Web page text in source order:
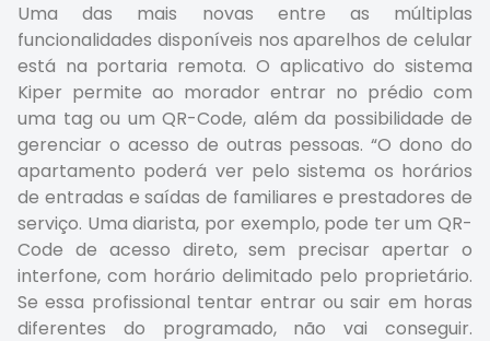
Uma das mais novas entre as múltiplas
funcionalidades disponíveis nos aparelhos de celular
está na portaria remota. O aplicativo do sistema
Kiper permite ao morador entrar no prédio com
uma tag ou um QR-Code, além da possibilidade de
gerenciar o acesso de outras pessoas. “O dono do
apartamento poderá ver pelo sistema os horários
de entradas e saídas de familiares e prestadores de
serviço. Uma diarista, por exemplo, pode ter um QR-
Code de acesso direto, sem precisar apertar o
interfone, com horário delimitado pelo proprietário.
Se essa profissional tentar entrar ou sair em horas
diferentes do programado, não vai conseguir.